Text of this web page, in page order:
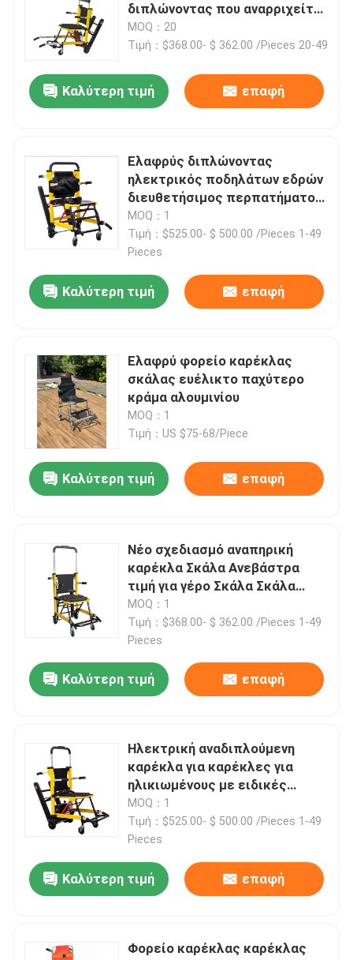
Προϊόντα
Βίντεο
Επισκέψεις στο εργοστάσιο
Έλεγχος ποιότητας
Επικοινωνήστε μαζί μας
Υποθέσεις
Ζητήστε μια προσφορά
διπλώνοντας που αναρριχείται
στην αναπηρική καρέκλα για τη
διάσωση 159kg
MOQ：20
Τιμή：$368.00- $ 362.00 /Pieces 20-49
Καλύτερη τιμή επαφή
Ελαφρύς διπλώνοντας
ηλεκτρικός ποδηλάτων εδρών
διευθετήσιμος περπατήματος
ανελκυστήρας σκαλοπατιών
περιπατητών για πολλές
χρήσεις κινητός
MOQ：1
Τιμή：$525.00- $ 500.00 /Pieces 1-49
Pieces
Καλύτερη τιμή επαφή
Ελαφρύ φορείο καρέκλας
σκάλας ευέλικτο παχύτερο
κράμα αλουμινίου
MOQ：1
Τιμή：US $75-68/Piece
Καλύτερη τιμή επαφή
Νέο σχεδιασμό αναπηρική
καρέκλα Σκάλα Ανεβάστρα
τιμή για γέρο Σκάλα Σκάλα
Ανεβάστρα Καρέκλα Σκάλα
Αναρρίχηση χειροκίνητη
αναπηρική καρέκλα
MOQ：1
Τιμή：$368.00- $ 362.00 /Pieces 1-49
Pieces
Καλύτερη τιμή επαφή
Ηλεκτρική αναδιπλούμενη
καρέκλα για καρέκλες για
ηλικιωμένους με ειδικές
ανάγκες
MOQ：1
Τιμή：$525.00- $ 500.00 /Pieces 1-49
Pieces
Καλύτερη τιμή επαφή
Φορείο καρέκλας καρέκλας